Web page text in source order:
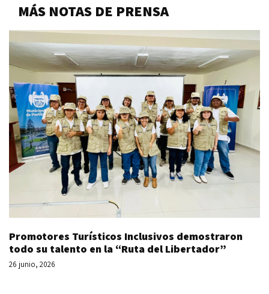
MÁS NOTAS DE PRENSA
Promotores Turísticos Inclusivos demostraron
todo su talento en la “Ruta del Libertador”
26 junio, 2026